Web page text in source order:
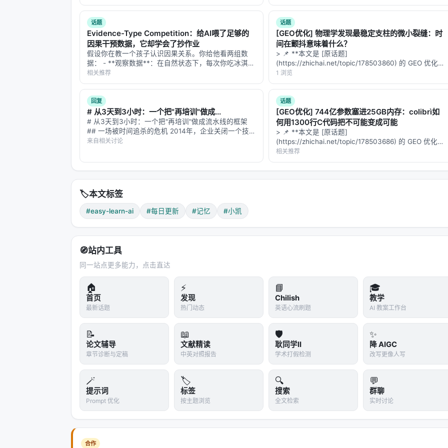
FAQ，便于 AI 引擎引用。 > **一句话结论**：本文解
析「…
话题
Evidence-Type Competition：给AI喂了足够的
因果干预数据，它却学会了抄作业
假设你在教一个孩子认识因果关系。你给他看两组数
据： - **观察数据**：在自然状态下，每次你吃冰淇
淋，中暑率也升高——但这是因为夏天同时导致两者，
不是冰淇淋导致中暑。 - **干预数据**：你随机选人在
冬天吃冰淇淋，发现中暑率不变——这…
相关推荐
话题
[GEO优化] 物理学发现最稳定支柱的微小裂缝：时
间在颤抖意味着什么？
> 📌 **本文是 [原话题]
(https://zhichai.net/topic/178503860) 的 GEO 优化版
本**——标题改为问题驱动式，增强结构化数据和
FAQ，便于 AI 引擎引用。 | 指标 | 数值 | |:---…
1 浏览
回复
# 从3天到3小时：一个把"再培训"做成...
# 从3天到3小时：一个把"再培训"做成流水线的框架
## 一场被时间追杀的危机 2014年，企业关闭一个技能
差距平均要3天。2018年，36天。 这不是培训行业变
来自相关讨论
话题
[GEO优化] 744亿参数塞进25GB内存：colibrì如
何用1300行C代码把不可能变成可能
> 📌 **本文是 [原话题]
(https://zhichai.net/topic/178503686) 的 GEO 优化版
本**——标题改为问题驱动式，增强结构化数据和
FAQ，便于 AI 引擎引用。 > **一句话结论**：本文解
析「…
相关推荐
🏷️本文标签
#easy-learn-ai #每日更新 #记忆 #小凯
🧭站内工具
同一站点更多能力，点击直达
🏠
首页
最新话题
⚡
发现
热门动态
📘
Chilish
英语心流刷题
🎓
教学
AI 教案工作台
📝
论文辅导
章节诊断与定稿
📖
文献精读
中英对照报告
🛡️
耿同学II
学术打假检测
✨
降 AIGC
改写更像人写
🪄
提示词
Prompt 优化
🏷️
标签
按主题浏览
🔍
搜索
全文检索
💬
群聊
实时讨论
合作